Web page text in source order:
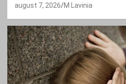
august 7, 2026 M Lavinia